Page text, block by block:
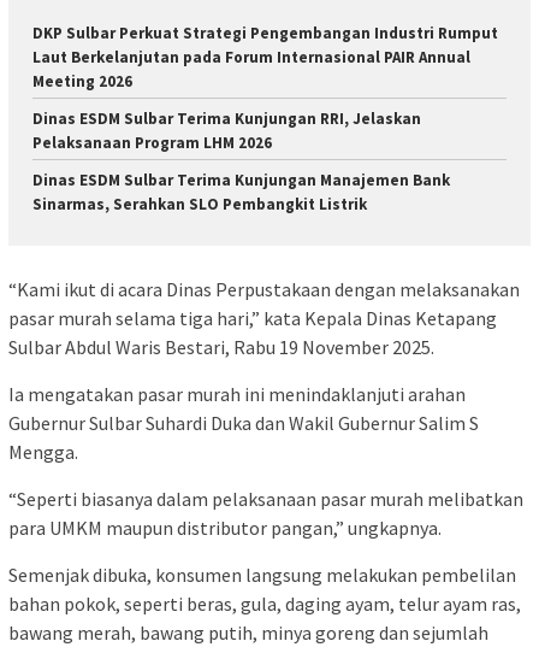
DKP Sulbar Perkuat Strategi Pengembangan Industri Rumput
Laut Berkelanjutan pada Forum Internasional PAIR Annual
Meeting 2026
Dinas ESDM Sulbar Terima Kunjungan RRI, Jelaskan
Pelaksanaan Program LHM 2026
Dinas ESDM Sulbar Terima Kunjungan Manajemen Bank
Sinarmas, Serahkan SLO Pembangkit Listrik
“Kami ikut di acara Dinas Perpustakaan dengan melaksanakan
pasar murah selama tiga hari,” kata Kepala Dinas Ketapang
Sulbar Abdul Waris Bestari, Rabu 19 November 2025.
Ia mengatakan pasar murah ini menindaklanjuti arahan
Gubernur Sulbar Suhardi Duka dan Wakil Gubernur Salim S
Mengga.
“Seperti biasanya dalam pelaksanaan pasar murah melibatkan
para UMKM maupun distributor pangan,” ungkapnya.
Semenjak dibuka, konsumen langsung melakukan pembelilan
bahan pokok, seperti beras, gula, daging ayam, telur ayam ras,
bawang merah, bawang putih, minya goreng dan sejumlah